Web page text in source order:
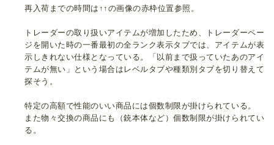
再入荷までの時間は↑↑の画像の赤枠位置参照。
トレーダーの取り扱いアイテムが増加したため、トレーダーペー
ジを開いた時の一番最初の全ランク表示タブでは、アイテムが表
示しきれない仕様となっている。「以前まで扱っていたあのアイ
テムが無い」という場合はレベルタブや種類別タブを切り替えて
探そう。
特定の高額で性能のいい商品には個数制限が掛けられている。
また物々交換の商品にも（銃本体など）個数制限が掛けられてい
る。